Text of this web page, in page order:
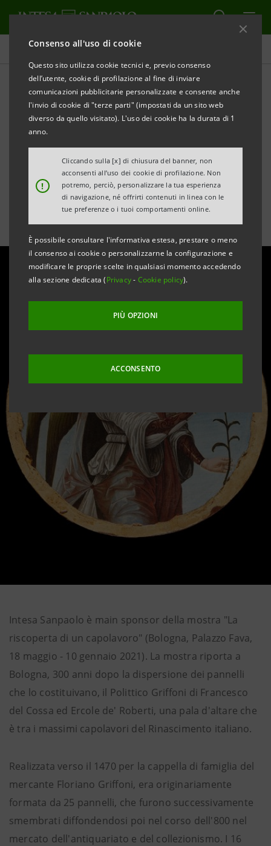
Consenso all'uso di cookie
Questo sito utilizza cookie tecnici e, previo consenso
dell’utente, cookie di profilazione al fine di inviare
comunicazioni pubblicitarie personalizzate e consente anche
l'invio di cookie di "terze parti" (impostati da un sito web
diverso da quello visitato). L'uso dei cookie ha la durata di 1
anno.
!
Cliccando sulla [x] di chiusura del banner, non
acconsenti all’uso dei cookie di profilazione. Non
potremo, perciò, personalizzare la tua esperienza
di navigazione, né offrirti contenuti in linea con le
tue preferenze o i tuoi comportamenti online.
È possibile consultare l'informativa estesa, prestare o meno
il consenso ai cookie o personalizzarne la configurazione e
modificare le proprie scelte in qualsiasi momento accedendo
alla sezione dedicata (Privacy- Cookie policy).
PIÙ OPZIONI
ACCONSENTO
Tutte le news
Polittico Griffoni: in mostra
a Palazzo Fava un
capolavoro del
Rinascimento
Intesa Sanpaolo è main sponsor della mostra "La
riscoperta di un capolavoro" (Bologna, Palazzo Fava,
18 maggio - 10 gennaio 2021). La mostra riporta a
Bologna, 300 anni dopo la dispersione dei pannelli
che lo costituivano, il Polittico Griffoni di Francesco
del Cossa ed Ercole de' Roberti, una pala d'altare che
è tra i massimi capolavori del Rinascimento italiano.
Realizzata verso il 1470 per la cappella di famiglia del
mercante Floriano Griffoni, era originariamente
formata da 25 pannelli, che furono successivamente
smembrati diffondendosi poi nel corso dell'800 nel
mercato dell'antiquariato e del collezionismo. I 16